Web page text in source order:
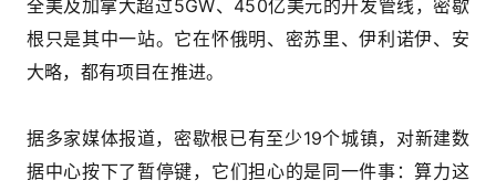
全美及加拿大超过5GW、450亿美元的开发管线，密歇
根只是其中一站。它在怀俄明、密苏里、伊利诺伊、安
大略，都有项目在推进。
据多家媒体报道，密歇根已有至少19个城镇，对新建数
据中心按下了暂停键，它们担心的是同一件事：算力这